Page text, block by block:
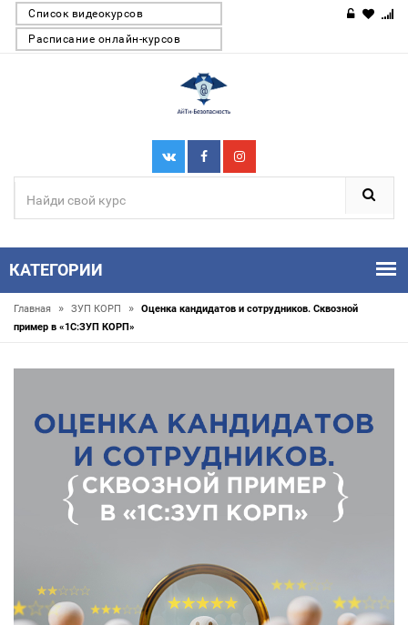
Список видеокурсов
Расписание онлайн-курсов
КАТЕГОРИИ
Главная » ЗУП КОРП »
Оценка кандидатов и сотрудников. Сквозной
пример в «1С:ЗУП КОРП»